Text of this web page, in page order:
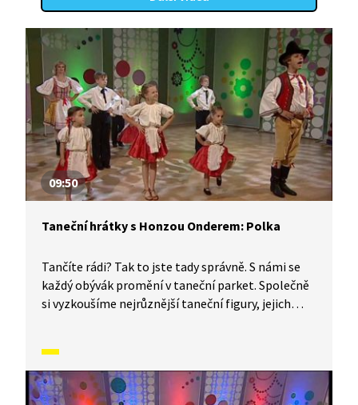
09:50
Taneční hrátky s Honzou Onderem: Polka
Tančíte rádi? Tak to jste tady správně. S námi se
každý obývák promění v taneční parket. Společně
si vyzkoušíme nejrůznější taneční figury, jejich
vás inspirovali a udělali z vás krále či královnu
každého tanečního parketu. Dneska si ukážeme,
jak to vypadá, když se tančí polka.